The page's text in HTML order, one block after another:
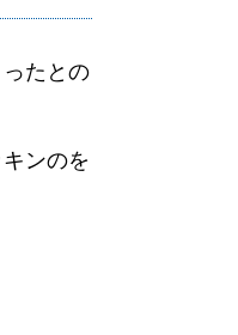
たとの
ンのを